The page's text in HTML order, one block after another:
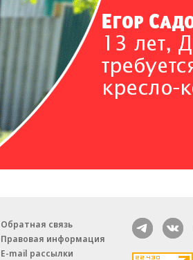
Обратная связь
Правовая информация
E-mail рассылки